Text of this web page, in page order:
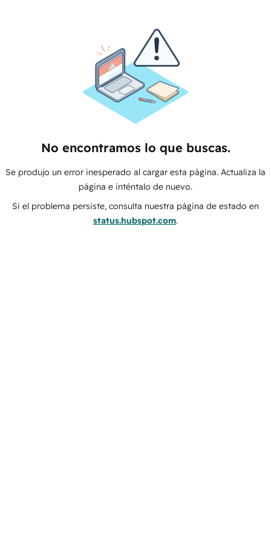
No encontramos lo que buscas.
Se produjo un error inesperado al cargar esta página. Actualiza la
página e inténtalo de nuevo.
Si el problema persiste, consulta nuestra página de estado en
status.hubspot.com.